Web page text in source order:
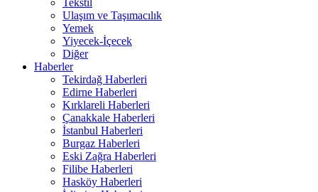
Tekstil
Ulaşım ve Taşımacılık
Yemek
Yiyecek-İçecek
Diğer
Haberler
Tekirdağ Haberleri
Edirne Haberleri
Kırklareli Haberleri
Çanakkale Haberleri
İstanbul Haberleri
Burgaz Haberleri
Eski Zağra Haberleri
Filibe Haberleri
Hasköy Haberleri